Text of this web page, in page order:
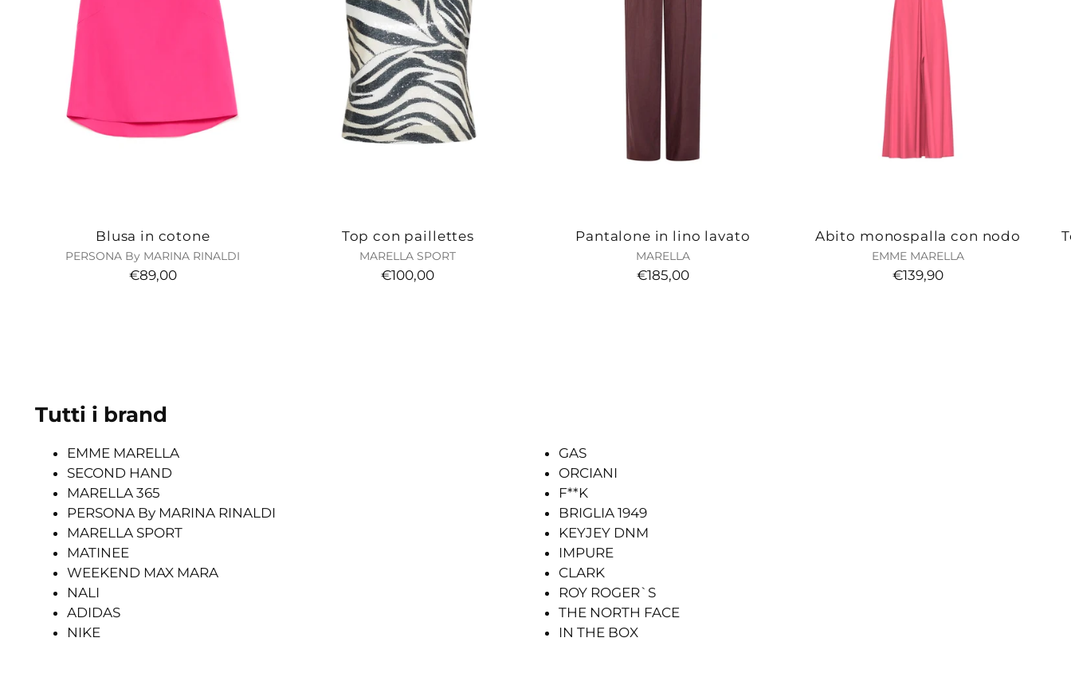
Blusa in cotone
PERSONA By MARINA RINALDI
€89,00
Top con paillettes
MARELLA SPORT
€100,00
Pantalone in lino lavato
MARELLA
€185,00
Abito monospalla con nodo
EMME MARELLA
€139,90
Tutti i brand
EMME MARELLA
SECOND HAND
MARELLA 365
PERSONA By MARINA RINALDI
MARELLA SPORT
MATINEE
WEEKEND MAX MARA
NALI
ADIDAS
NIKE
GAS
ORCIANI
F**K
BRIGLIA 1949
KEYJEY DNM
IMPURE
CLARK
ROY ROGER`S
THE NORTH FACE
IN THE BOX